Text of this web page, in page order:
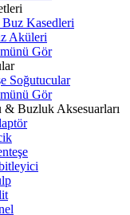
Buz Kasedleri
Aküleri
Gör
Soğutucular
Gör
& Buzluk Aksesuarları